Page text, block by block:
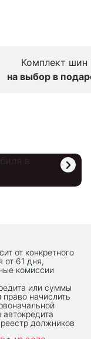
Комплект шин
на выбор в
от конкретного
от 61 дня,
комиссии
или суммы
право начислить
должников